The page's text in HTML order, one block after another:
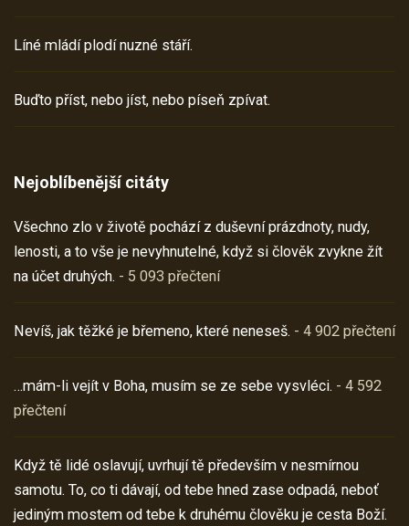
Líné mládí plodí nuzné stáří.
Buďto příst, nebo jíst, nebo píseň zpívat.
Nejoblíbenější citáty
Všechno zlo v životě pochází z duševní prázdnoty, nudy,
lenosti, a to vše je nevyhnutelné, když si člověk zvykne žít
na účet druhých. - 5 093 přečtení
Nevíš, jak těžké je břemeno, které neneseš. - 4 902 přečtení
…mám-li vejít v Boha, musím se ze sebe vysvléci. - 4 592
přečtení
Když tě lidé oslavují, uvrhují tě především v nesmírnou
samotu. To, co ti dávají, od tebe hned zase odpadá, neboť
jediným mostem od tebe k druhému člověku je cesta Boží.